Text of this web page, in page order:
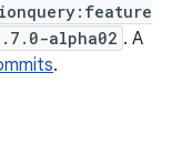
alpha02 . A
.